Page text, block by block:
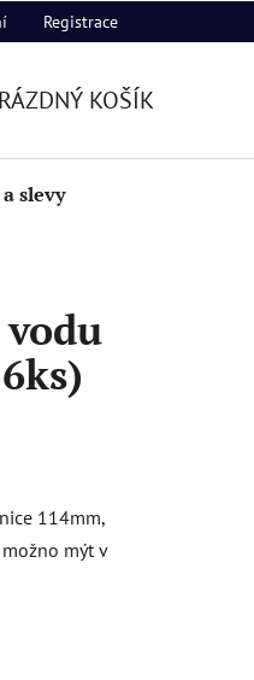
Registrace
KOŠÍK
slevy
114mm,
mýt v